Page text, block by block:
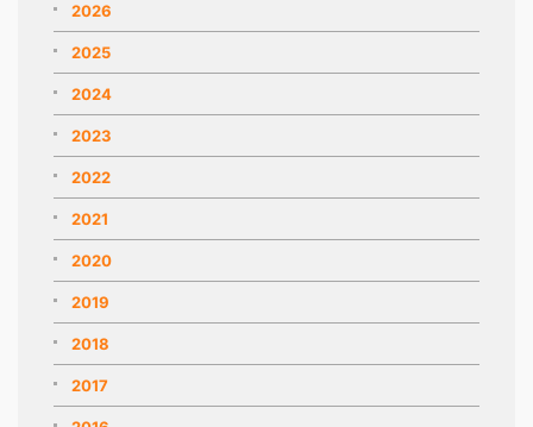
2026
2025
2024
2023
2022
2021
2020
2019
2018
2017